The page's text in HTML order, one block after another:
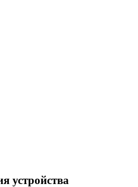
устройства